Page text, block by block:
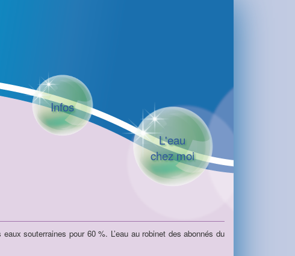
Infos
L'eau
chez moi
souterraines pour 60 %. L’eau au robinet des abonnés du